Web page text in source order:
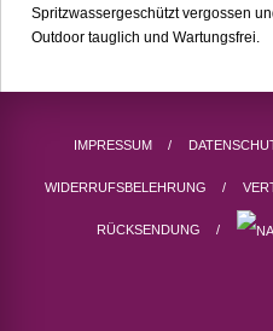
Spritzwassergeschützt vergossen
Outdoor tauglich und Wartungsfrei.
IMPRESSUM
WIDERRUFSBELEHRUNG
RÜCKSENDUNG